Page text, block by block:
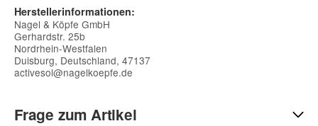
Herstellerinformationen:
Nagel & Köpfe GmbH
Gerhardstr. 25b
Nordrhein-Westfalen
Duisburg, Deutschland, 47137
activesol@nagelkoepfe.de
Frage zum Artikel